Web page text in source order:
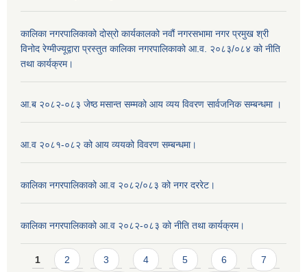
कालिका नगरपालिकाको दोस्रो कार्यकालको नवौं नगरसभामा नगर प्रमुख श्री
विनोद रेग्मीज्यूद्वारा प्रस्तुत कालिका नगरपालिकाको आ.व. २०८३/०८४ को नीति
तथा कार्यक्रम।
आ.ब २०८२-०८३ जेष्ठ मसान्त सम्मको आय व्यय विवरण सार्वजनिक सम्बन्धमा ।
आ.व २०८१-०८२ को आय व्ययको विवरण सम्बन्धमा।
कालिका नगरपालिकाको आ.व २०८२/०८३ को नगर दररेट।
कालिका नगरपालिकाको आ.व २०८२-०८३ को नीति तथा कार्यक्रम।
Pages
1 2 3 4 5 6 7